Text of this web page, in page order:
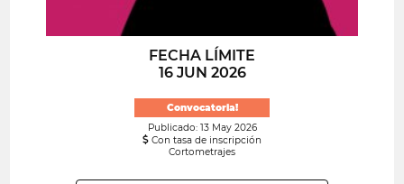
FECHA LÍMITE
16 JUN 2026
Convocatoria!
Publicado: 13 May 2026
Con tasa de inscripción
Cortometrajes